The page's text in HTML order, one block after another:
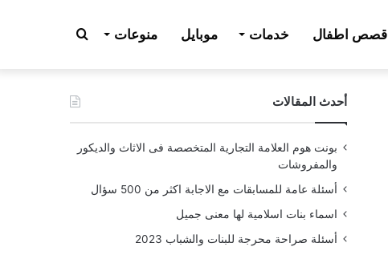
قصص اطفال خدمات موبايل منوعات بحث
عن أحدث المقالات
بونت هوم العلامة التجارية المتخصصة فى الاثاث والديكور
والمفروشات
أسئلة عامة للمسابقات مع الاجابة اكثر من 500 سؤال
اسماء بنات اسلامية لها معنى جميل
أسئلة صراحة محرجة للبنات والشباب 2023